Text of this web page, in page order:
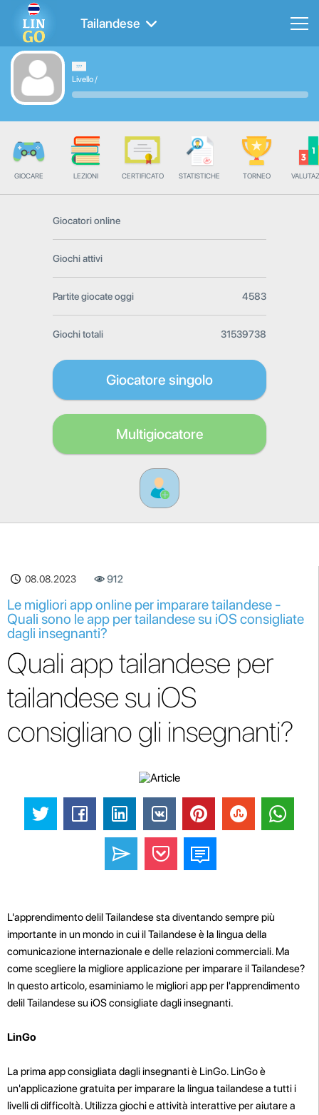
Tailandese
Livello/
GIOCARE LEZIONI CERTIFICATO STATISTICHE TORNEO
Giocatori online
Giochi attivi
Partite giocate oggi 4583
Giochi totali 31539738
Giocatore singolo
Multigiocatore
08.08.2023 912
Le migliori app online per imparare tailandese -
Quali sono le app per tailandese su iOS consigliate
dagli insegnanti?
Quali app tailandese per
tailandese su iOS
consigliano gli insegnanti?
L'apprendimento delil Tailandese sta diventando sempre più
importante in un mondo in cui il Tailandese è la lingua della
comunicazione internazionale e delle relazioni commerciali. Ma
come scegliere la migliore applicazione per imparare il Tailandese?
In questo articolo, esaminiamo le migliori app per l'apprendimento
delil Tailandese su iOS consigliate dagli insegnanti.
LinGo
La prima app consigliata dagli insegnanti è LinGo. LinGo è
un'applicazione gratuita per imparare la lingua tailandese a tutti i
livelli di difficoltà. Utilizza giochi e attività interattive per aiutare a